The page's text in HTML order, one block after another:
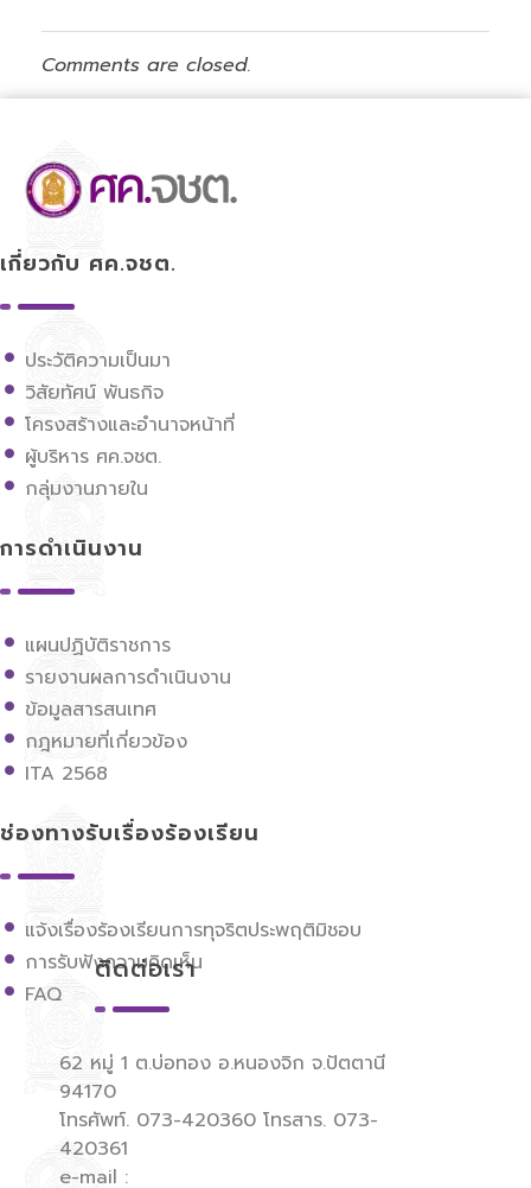
Comments are closed.
เกี่ยวกับ ศค.จชต.
ประวัติความเป็นมา
วิสัยทัศน์ พันธกิจ
โครงสร้างและอำนาจหน้าที่
ผู้บริหาร ศค.จชต.
กลุ่มงานภายใน
การดำเนินงาน
แผนปฏิบัติราชการ
รายงานผลการดำเนินงาน
ข้อมูลสารสนเทศ
กฎหมายที่เกี่ยวข้อง
ITA 2568
ช่องทางรับเรื่องร้องเรียน
แจ้งเรื่องร้องเรียนการทุจริตประพฤติมิชอบ
การรับฟังความคิดเห็น
FAQ
ติดต่อเรา
62 หมู่ 1 ต.บ่อทอง อ.หนองจิก จ.ปัตตานี
94170
โทรศัพท์. 073-420360 โทรสาร. 073-
420361
e-mail :